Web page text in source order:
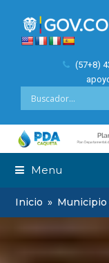
(57+8)
Menu
Inicio » Municipio